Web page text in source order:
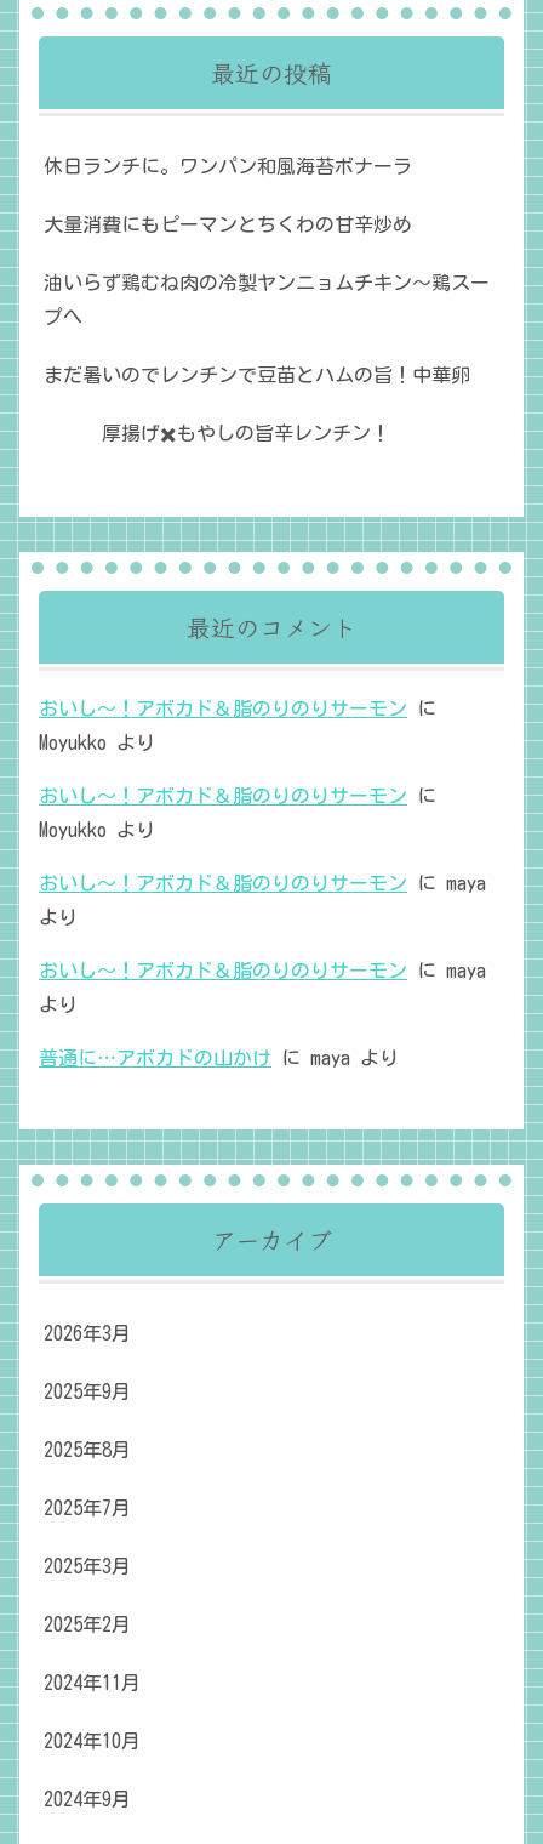
最近の投稿
休日ランチに。ワンパン和風海苔ボナーラ
大量消費にもピーマンとちくわの甘辛炒め
油いらず鶏むね肉の冷製ヤンニョムチキン〜鶏スー
プへ
まだ暑いのでレンチンで豆苗とハムの旨！中華卵
厚揚げ✖️もやしの旨辛レンチン！
最近のコメント
おいし～！アボカド＆脂のりのりサーモン に
Moyukko より
おいし～！アボカド＆脂のりのりサーモン に
Moyukko より
おいし～！アボカド＆脂のりのりサーモン に maya
より
おいし～！アボカド＆脂のりのりサーモン に maya
より
普通に…アボカドの山かけ に maya より
アーカイブ
2026年3月
2025年9月
2025年8月
2025年7月
2025年3月
2025年2月
2024年11月
2024年10月
2024年9月